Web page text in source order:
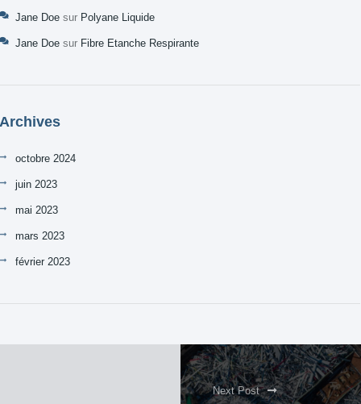
Jane Doe sur Polyane Liquide
Jane Doe sur Fibre Etanche Respirante
Archives
octobre 2024
juin 2023
mai 2023
mars 2023
février 2023
Next Post